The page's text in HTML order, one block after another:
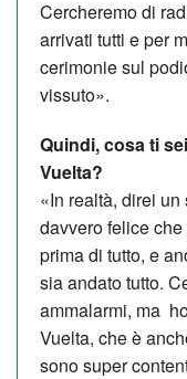
Cercheremo di
arrivati ​​tutti e per
cerimonie sul
vissuto».
Quindi, cosa ti
Vuelta?
«In realtà, direi
davvero felice
prima di tutto, e
sia andato tutto.
ammalarmi, ma
Vuelta, che è
sono super